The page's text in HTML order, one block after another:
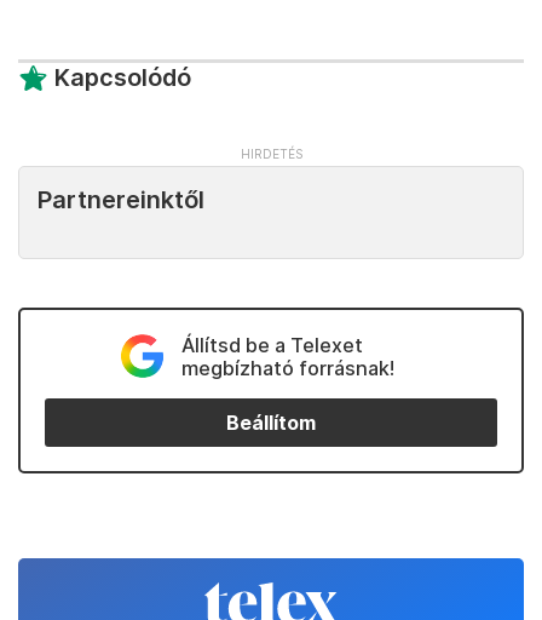
Kapcsolódó
Partnereinktől
Állítsd be a Telexet
megbízható forrásnak!
Beállítom